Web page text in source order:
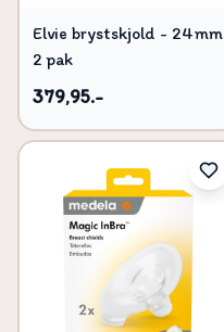
Elvie brystskjold - 24mm
2 pak
379,95.-